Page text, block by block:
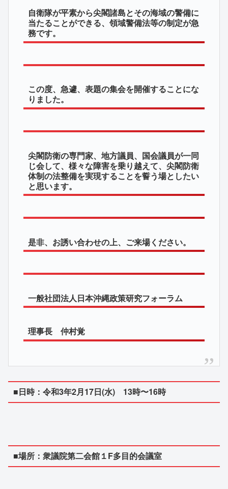
自衛隊が平素から尖閣諸島とその海域の警備に
当たることができる、領域警備法等の制定が急
務です。
この度、急遽、表題の集会を開催することにな
りました。
尖閣防衛の専門家、地方議員、国会議員が一同
じ会して、様々な障害を乗り越えて、尖閣防衛
体制の法整備を実現することを誓う場としたい
と思います。
是非、お誘い合わせの上、ご来場ください。
一般社団法人日本沖縄政策研究フォーラム
理事長 仲村覚
■日時：令和3年2月17日(水) 13時〜16時
■場所：衆議院第二会館１F多目的会議室